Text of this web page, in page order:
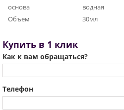
основа
водная
Объем
30мл
Купить в 1 клик
Как к вам обращаться?
Телефон